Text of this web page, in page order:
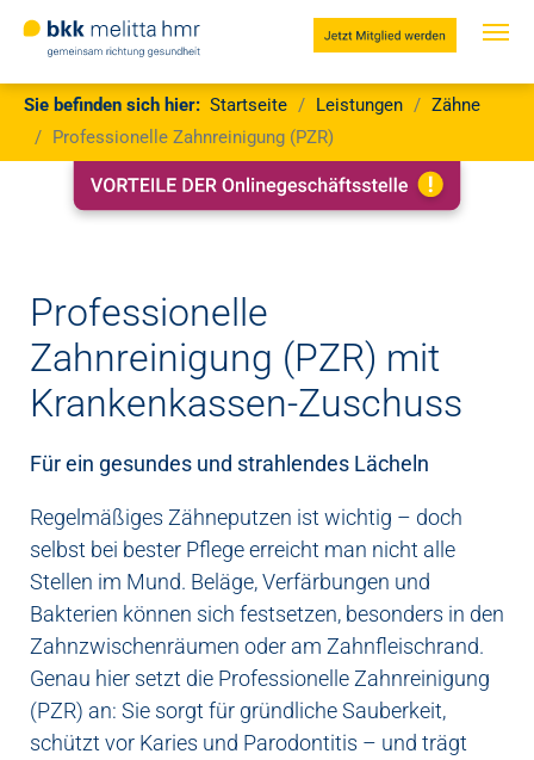
Zum Hauptinhalt springen
Jetzt
Mitglied
werden
Sie sind hier:
Sie befinden sich hier: Startseite Leistungen
Zähne
Professionelle Zahnreinigung (PZR)
Professionelle
Zahnreinigung (PZR) mit
Krankenkassen-Zuschuss
Für ein gesundes und strahlendes Lächeln
Regelmäßiges Zähneputzen ist wichtig – doch
selbst bei bester Pflege erreicht man nicht alle
Stellen im Mund. Beläge, Verfärbungen und
Bakterien können sich festsetzen, besonders in den
Zahnzwischenräumen oder am Zahnfleischrand.
Genau hier setzt die Professionelle Zahnreinigung
(PZR) an: Sie sorgt für gründliche Sauberkeit,
schützt vor Karies und Parodontitis – und trägt